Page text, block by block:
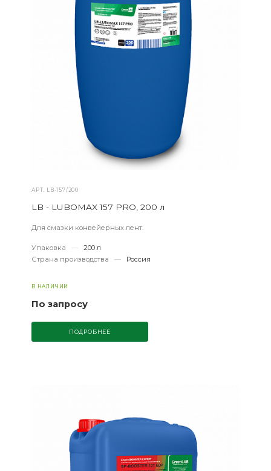
АРТ. LB-157/200
LB - LUBOMAX 157 PRO, 200 л
Для смазки конвейерных лент.
Упаковка —
200 л
Страна производства
— Россия
В НАЛИЧИИ
По запросу
ПОДРОБНЕЕ